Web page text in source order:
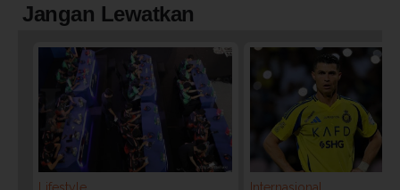
Jangan Lewatkan